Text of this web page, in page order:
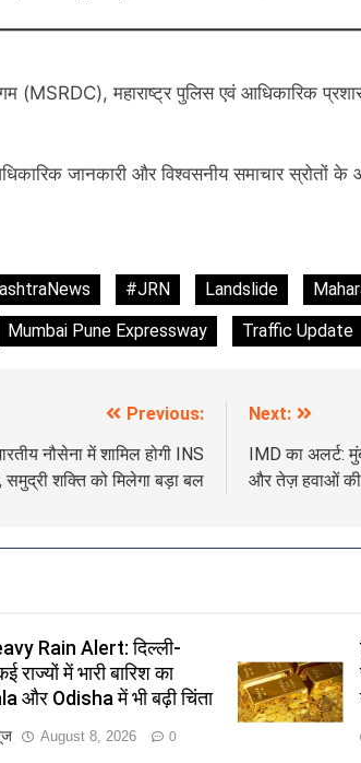
(MSRDC), महाराष्ट्र पुलिस एवं आधिकारिक
जानकारी और विश्वसनीय समाचार स्रोतों के
#JRN Landslide
Mumbai Pune Expressway Traffic Update
Previous:
नौसेना में शामिल होगी INS
शक्ति को मिलेगा बड़ा बल
Next:
IMD का अलर्ट:
और तेज़ हवाओं की
Rain Alert: दिल्ली-
राज्यों में भारी बारिश का
और Odisha में भी बढ़ी चिंता
August 8, 2026 0